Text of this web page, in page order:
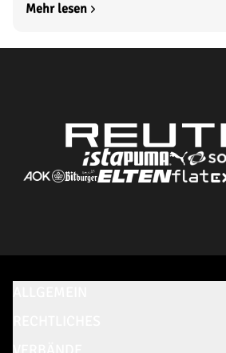
Mehr lesen